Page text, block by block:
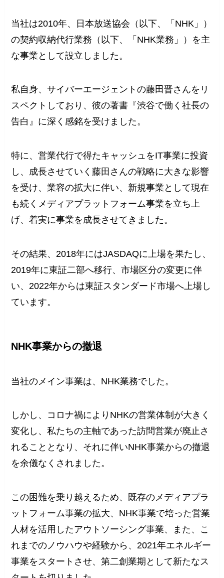
当社は2010年、日本放送協会（以下、「NHK」）
の契約収納代行業務（以下、「NHK業務」）を主
な事業として設立しました。
私自身、サイバーエージェントの藤田晋さんをリ
スペクトしており、彼の著書『渋谷で働く社長の
告白』に深く感銘を受けました。
特に、営業代行で得たキャッシュをIT事業に投資
し、成長させていく藤田さんの戦略に大きな影響
を受け、業容の拡大に伴い、新規事業として現在
も続くメディアプラットフォーム事業を立ち上
げ、着実に事業を成長させてきました。
その結果、2018年にはJASDAQに上場を果たし、
2019年に東証二部へ移行、市場区分の変更に伴
い、2022年からは東証スタンダード市場へ上場し
ています。
NHK事業からの撤退
当社のメイン事業は、NHK業務でした。
しかし、コロナ禍によりNHKの営業体制が大きく
変化し、私たちの主軸であった訪問営業が廃止さ
れることとなり、それに伴いNHK事業からの撤退
を余儀なくされました。
この困難を乗り越えるため、既存のメディアプラ
ットフォーム事業の拡大、NHK事業で培った営業
人材を活用したアウトソーシング事業、また、こ
れまでのノウハウや経験から、2021年エネルギー
事業をスタートさせ、第二創業期として新たなス